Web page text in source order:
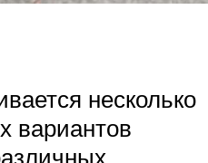
несколько
вариантов